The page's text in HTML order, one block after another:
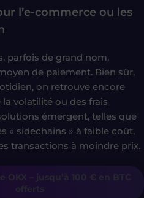
l’e-commerce ou les
parfois de grand nom,
de paiement. Bien sûr,
on retrouve encore
volatilité ou des frais
émergent, telles que
« sidechains » à faible coût,
transactions à moindre prix.
– jusqu’à 100 € en BTC
offerts